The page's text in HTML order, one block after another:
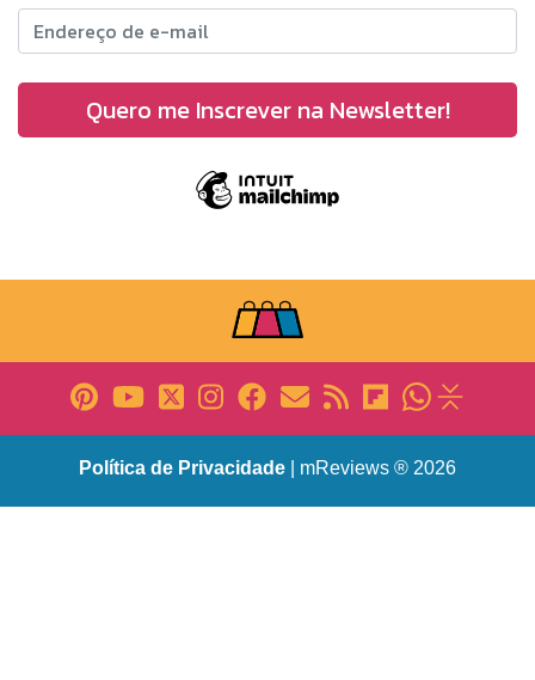
Política de Privacidade | mReviews ® 2026